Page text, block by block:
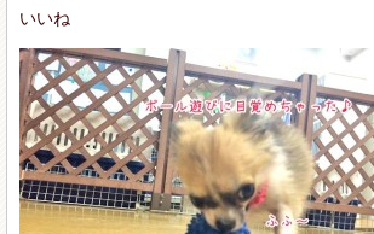
いいね